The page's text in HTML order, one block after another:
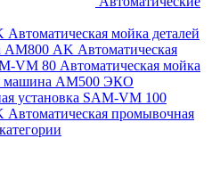
Автоматическая мойка деталей
АМ800 AK Автоматическая
VM 80 Автоматическая мойка
машина АМ500 ЭКО
установка SAM-VM 100
Автоматическая промывочная